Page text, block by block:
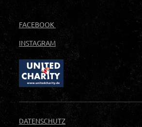
FACEBOOK
INSTAGRAM
DATENSCHUTZ